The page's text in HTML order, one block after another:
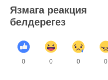
Язмага реакция
белдерегез
0 0 0 0